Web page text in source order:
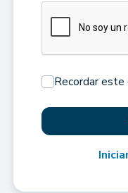
Recordar